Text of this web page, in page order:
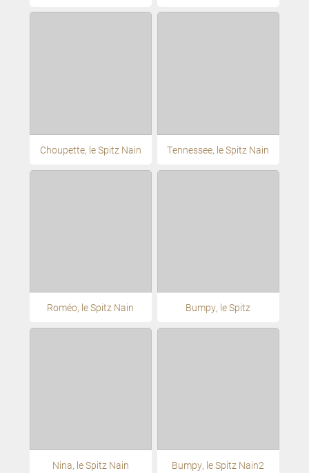
Choupette, le Spitz Nain Tennessee, le Spitz Nain
Roméo, le Spitz Nain Bumpy, le Spitz
Nina, le Spitz Nain Bumpy, le Spitz Nain2